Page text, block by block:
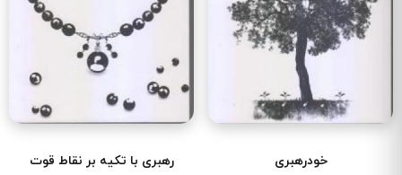
خودرهبری رهبری با تکیه بر نقاط قوت